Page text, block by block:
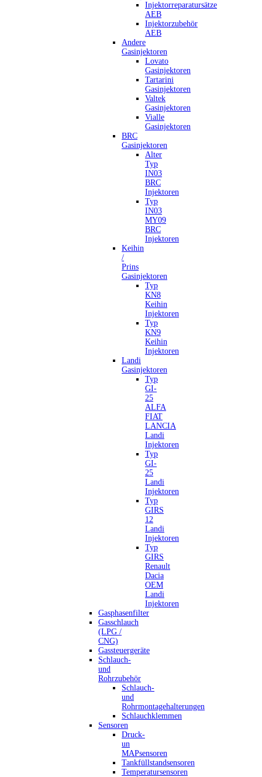
Injektorreparatursätze
AEB
Injektorzubehör
AEB
Andere
Gasinjektoren
Lovato
Gasinjektoren
Tartarini
Gasinjektoren
Valtek
Gasinjektoren
Vialle
Gasinjektoren
BRC
Gasinjektoren
Alter
Typ
IN03
BRC
Injektoren
Typ
IN03
MY09
BRC
Injektoren
Keihin
/
Prins
Gasinjektoren
Typ
KN8
Keihin
Injektoren
Typ
KN9
Keihin
Injektoren
Landi
Gasinjektoren
Typ
GI-
25
ALFA
FIAT
LANCIA
Landi
Injektoren
Typ
GI-
25
Landi
Injektoren
Typ
GIRS
12
Landi
Injektoren
Typ
GIRS
Renault
Dacia
OEM
Landi
Injektoren
Gasphasenfilter
Gasschlauch
(LPG /
CNG)
Gassteuergeräte
Schlauch-
und
Rohrzubehör
Schlauch-
und
Rohrmontagehalterungen
Schlauchklemmen
Sensoren
Druck-
un
MAPsensoren
Tankfüllstandsensoren
Temperatursensoren